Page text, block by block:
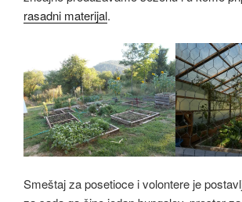
rasadni materijal.
Smeštaj za posetioce i volontere je